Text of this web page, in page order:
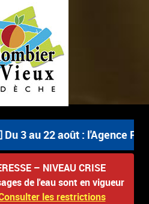
Du 3 au 22 août : l'Agence
– NIVEAU CRISE
de l'eau sont en vigueur
les restrictions